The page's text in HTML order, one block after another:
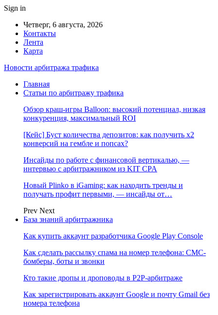
Sign in
Четверг, 6 августа, 2026
Контакты
Лента
Карта
Новости арбитража трафика
Главная
Статьи по арбитражу трафика
Обзор краш-игры Balloon: высокий потенциал, низкая
конкуренция, максимальный ROI
[Кейс] Буст количества депозитов: как получить х2
конверсий на гембле и попсах?
Инсайды по работе с финансовой вертикалью, —
интервью с арбитражником из KIT CPA
Новый Plinko в iGaming: как находить тренды и
получать профит первыми, — инсайды от…
Prev Next
База знаний арбитражника
Как купить аккаунт разработчика Google Play Console
Как сделать рассылку спама на номер телефона: СМС-
бомберы, боты и звонки
Кто такие дропы и дроповоды в P2P-арбитраже
Как зарегистрировать аккаунт Google и почту Gmail без
номера телефона